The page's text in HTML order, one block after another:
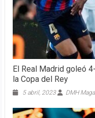
El Real Madrid goleó
la Copa del Rey
5 abril, 2023 DMH